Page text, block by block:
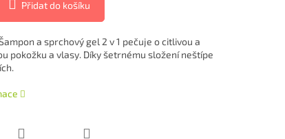
Přidat do košíku
a sprchový gel 2 v 1 pečuje o citlivou a
pokožku a vlasy. Díky šetrnému složení neštípe